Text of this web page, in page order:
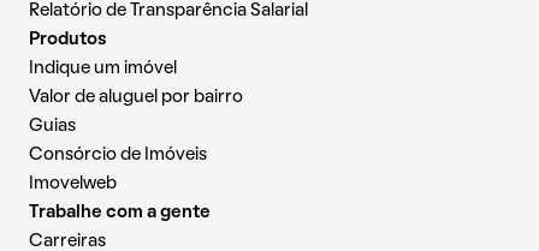
Relatório de Transparência Salarial
Produtos
Indique um imóvel
Valor de aluguel por bairro
Guias
Consórcio de Imóveis
Imovelweb
Trabalhe com a gente
Carreiras